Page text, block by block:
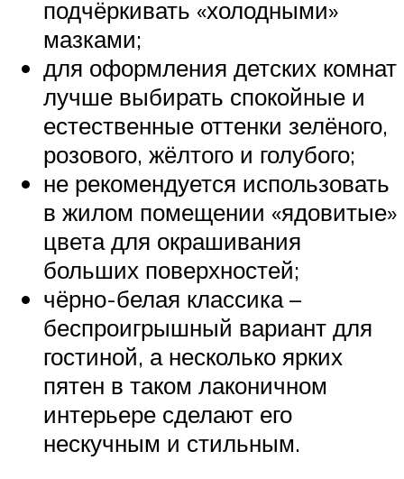
подчёркивать «холодными»
мазками;
для оформления детских комнат
лучше выбирать спокойные и
естественные оттенки зелёного,
розового, жёлтого и голубого;
не рекомендуется использовать
в жилом помещении «ядовитые»
цвета для окрашивания
больших поверхностей;
чёрно-белая классика –
беспроигрышный вариант для
гостиной, а несколько ярких
пятен в таком лаконичном
интерьере сделают его
нескучным и стильным.